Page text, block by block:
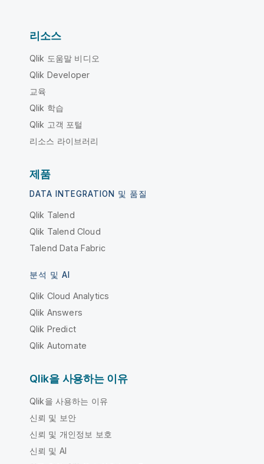
리소스
Qlik 도움말 비디오
Qlik Developer
교육
Qlik 학습
Qlik 고객 포털
리소스 라이브러리
제품
DATA INTEGRATION 및 품질
Qlik Talend
Qlik Talend Cloud
Talend Data Fabric
분석 및 AI
Qlik Cloud Analytics
Qlik Answers
Qlik Predict
Qlik Automate
Qlik을 사용하는 이유
Qlik을 사용하는 이유
신뢰 및 보안
신뢰 및 개인정보 보호
신뢰 및 AI